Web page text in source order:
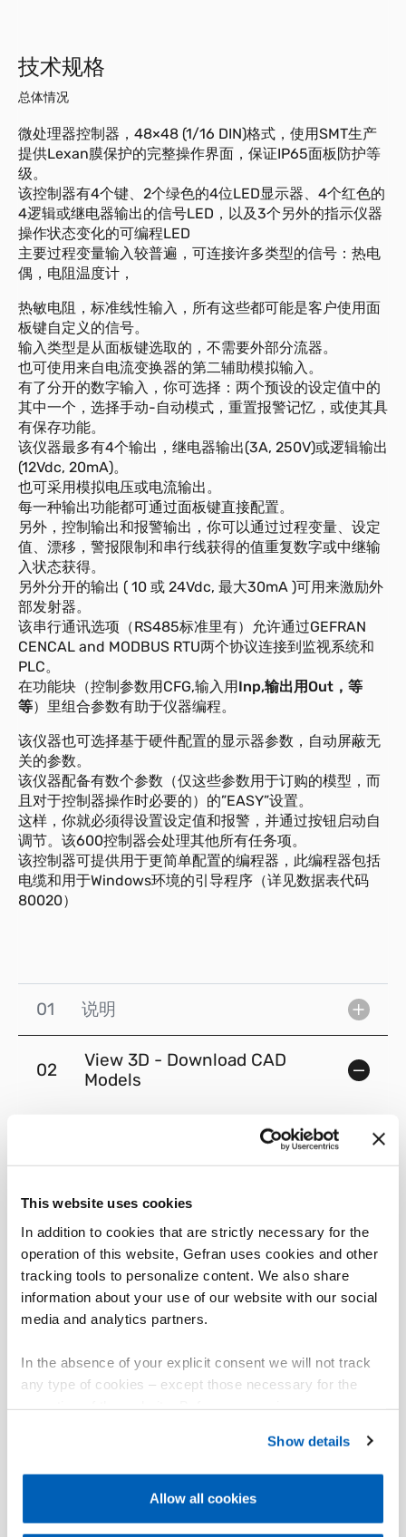
This website uses cookies
In addition to cookies that are strictly necessary for the
operation of this website, Gefran uses cookies and other
tracking tools to personalize content. We also share
information about your use of our website with our social
media and analytics partners.
In the absence of your explicit consent we will not track
any type of cookies – except those necessary for the
Gefran - Cookie
policy.
Show details
Allow all cookies
技术规格
总体情况
微处理器控制器，48×48 (1/16 DIN)格式，使用SMT生产
提供Lexan膜保护的完整操作界面，保证IP65面板防护等
级。
该控制器有4个键、2个绿色的4位LED显示器、4个红色的
4逻辑或继电器输出的信号LED，以及3个另外的指示仪器
操作状态变化的可编程LED
主要过程变量输入较普遍，可连接许多类型的信号：热电
偶，电阻温度计，
热敏电阻，标准线性输入，所有这些都可能是客户使用面
板键自定义的信号。
输入类型是从面板键选取的，不需要外部分流器。
也可使用来自电流变换器的第二辅助模拟输入。
有了分开的数字输入，你可选择：两个预设的设定值中的
其中一个，选择手动-自动模式，重置报警记忆，或使其具
有保存功能。
该仪器最多有4个输出，继电器输出(3A, 250V)或逻辑输出
(12Vdc, 20mA)。
也可采用模拟电压或电流输出。
每一种输出功能都可通过面板键直接配置。
另外，控制输出和报警输出，你可以通过过程变量、设定
值、漂移，警报限制和串行线获得的值重复数字或中继输
入状态获得。
另外分开的输出 ( 10 或 24Vdc, 最大30mA )可用来激励外
部发射器。
该串行通讯选项（RS485标准里有）允许通过GEFRAN
CENCAL and MODBUS RTU两个协议连接到监视系统和
PLC。
在功能块（控制参数用CFG,输入用Inp,输出用Out，等
等）里组合参数有助于仪器编程。
该仪器也可选择基于硬件配置的显示器参数，自动屏蔽无
关的参数。
该仪器配备有数个参数（仅这些参数用于订购的模型，而
且对于控制器操作时必要的）的”EASY”设置。
这样，你就必须得设置设定值和报警，并通过按钮启动自
调节。该600控制器会处理其他所有任务项。
该控制器可提供用于更简单配置的编程器，此编程器包括
电缆和用于Windows环境的引导程序（详见数据表代码
80020）
01 说明
02
View 3D - Download CAD
Models